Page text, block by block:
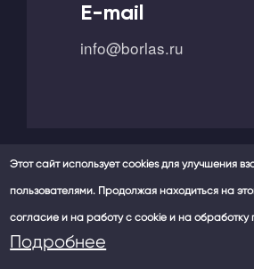
E-mail
info@borlas.ru
Мы в социальных сетях -
Этот сайт использует cookies для улучшения
пользователями. Продолжая находиться на
согласие и на работу с cookie и на
Подробнее